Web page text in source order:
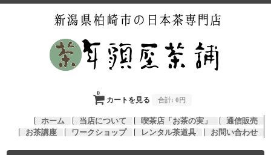
カートを見る
0
合計: 0円
ホーム 当店について 喫茶店「お茶の実」
通信販売
お茶講座
ワークショップ レンタル茶道具 お問い合わせ